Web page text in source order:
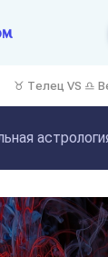
♉ Телец VS ♎